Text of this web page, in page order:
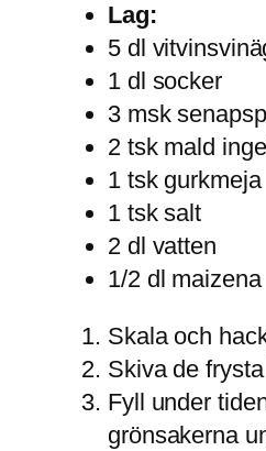
Lag:
5 dl
1 dl socker
3 msk
2 tsk mald
1 tsk gurkmeja
1 tsk salt
2 dl vatten
1/2 dl maizena
Skala och
Skiva de
Fyll under
grönsakerna